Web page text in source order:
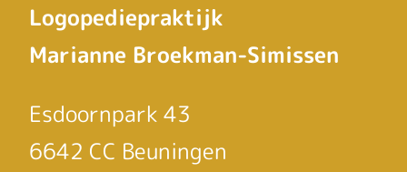
Logopediepraktijk
Marianne Broekman-Simissen
Esdoornpark 43
6642 CC Beuningen